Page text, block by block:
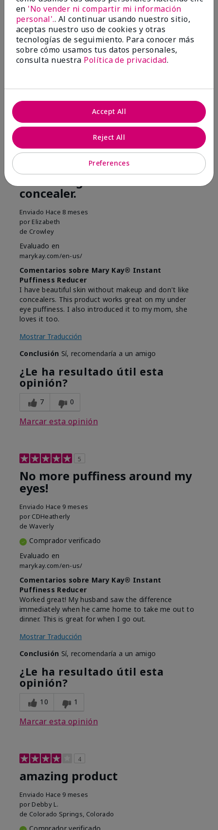
espantosas y de inmediato hizo efecto , lo
recomiendo totalmente ! 💯
Más detalles
Tipo de piel
Normal
¿Qué te llevó a probar
Bolsas debajo de los
de uso general con este
instante
ConclusiónSí, recomendaría a un amigo
opinión?
Marcar esta opinión
concealer.
Enviado Hace 8 meses
por Elizabeth
de Crowley
Evaluado en
marykay.com/en-us/
Comentarios sobre Mary Kay® Instant
Puffiness Reducer
I have beautiful skin without makeup and don't like
concealers. This product works great on my under
eye puffiness. I also introduced it to my mom, she
loves it too.
Mostrar Traducción
Conclusión Sí, recomendaría a un amigo
¿Le ha resultado útil esta
opinión?
7 0
Marcar esta opinión
5
No more puffiness around my
eyes!
Enviado Hace 9 meses
por CDHeatherly
de Waverly
Comprador verificado
Evaluado en
marykay.com/en-us/
Comentarios sobre Mary Kay® Instant
Puffiness Reducer
Worked great! My husband saw the difference
immediately when he came home to take me out to
dinner. This is great for when I go out.
Mostrar Traducción
Conclusión Sí, recomendaría a un amigo
¿Le ha resultado útil esta
opinión?
10 1
Marcar esta opinión
4
amazing product
Enviado Hace 9 meses
por Debby L.
de Colorado Springs, Colorado
en 'No vender ni compartir mi información
personal'.. Al continuar usando nuestro sitio,
aceptas nuestro uso de cookies y otras
tecnologías de seguimiento. Para conocer más
sobre cómo usamos tus datos personales,
consulta nuestra Política de privacidad.
Preferences
Reject All
Accept All